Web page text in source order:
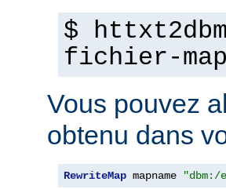
$
fichier-
Vous pouvez
obtenu dans
RewriteMap mapname "dbm:/